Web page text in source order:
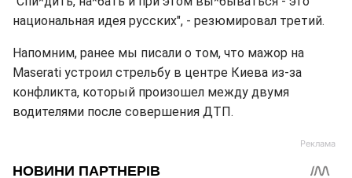
национальная идея русских", - резюмировал третий.
Напомним, ранее мы писали о том, что мажор на
Maserati устроил стрельбу в центре Киева из-за
конфликта, который произошел между двумя
водителями после совершения ДТП.